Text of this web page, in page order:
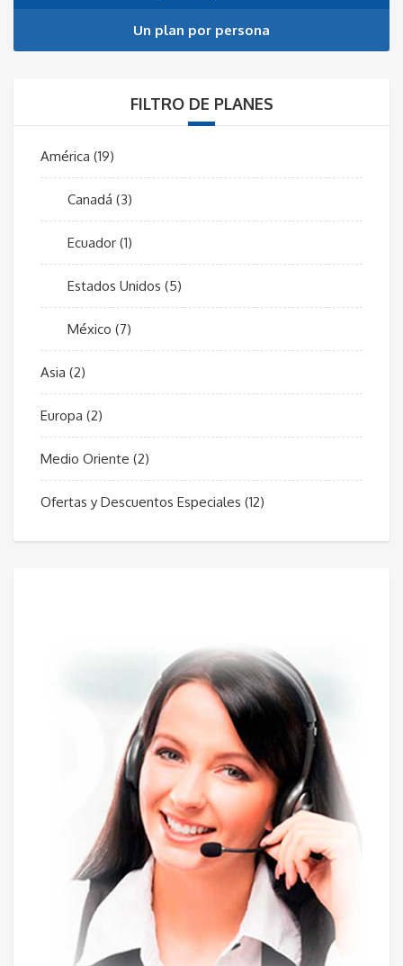
Un plan por persona
FILTRO DE PLANES
América (19)
Canadá (3)
Ecuador (1)
Estados Unidos (5)
México (7)
Asia (2)
Europa (2)
Medio Oriente (2)
Ofertas y Descuentos Especiales (12)